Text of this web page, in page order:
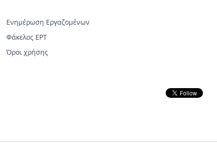
Ενημέρωση Εργαζομένων
Φάκελος ΕΡΤ
Όροι χρήσης